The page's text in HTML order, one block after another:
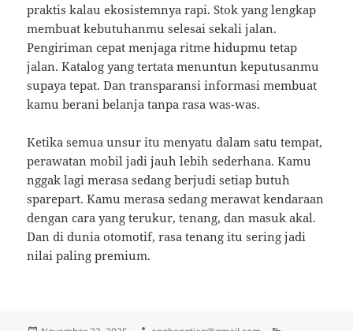
praktis kalau ekosistemnya rapi. Stok yang lengkap
membuat kebutuhanmu selesai sekali jalan.
Pengiriman cepat menjaga ritme hidupmu tetap
jalan. Katalog yang tertata menuntun keputusanmu
supaya tepat. Dan transparansi informasi membuat
kamu berani belanja tanpa rasa was-was.
Ketika semua unsur itu menyatu dalam satu tempat,
perawatan mobil jadi jauh lebih sederhana. Kamu
nggak lagi merasa sedang berjudi setiap butuh
sparepart. Kamu merasa sedang merawat kendaraan
dengan cara yang terukur, tenang, dan masuk akal.
Dan di dunia otomotif, rasa tenang itu sering jadi
nilai paling premium.